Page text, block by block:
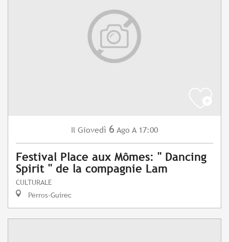
Il Giovedì 6 Ago A 17:00
Festival Place aux Mômes: " Dancing
Spirit " de la compagnie Lam
CULTURALE
Perros-Guirec